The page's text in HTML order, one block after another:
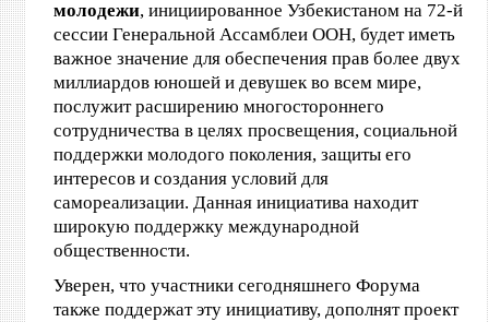
молодежи, инициированное Узбекистаном на 72-й
сессии Генеральной Ассамблеи ООН, будет иметь
важное значение для обеспечения прав более двух
миллиардов юношей и девушек во всем мире,
послужит расширению многостороннего
сотрудничества в целях просвещения, социальной
поддержки молодого поколения, защиты его
интересов и создания условий для
самореализации. Данная инициатива находит
широкую поддержку международной
общественности.
Уверен, что участники сегодняшнего Форума
также поддержат эту инициативу, дополнят проект